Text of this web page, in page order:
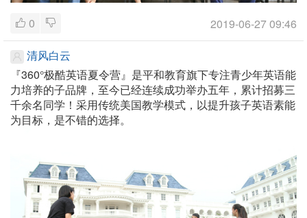
0
2019-06-27 09:46
清风白云
『360°极酷英语夏令营』是平和教育旗下专注青少年英语能
力培养的子品牌，至今已经连续成功举办五年，累计招募三
千余名同学！采用传统美国教学模式，以提升孩子英语素能
为目标，是不错的选择。